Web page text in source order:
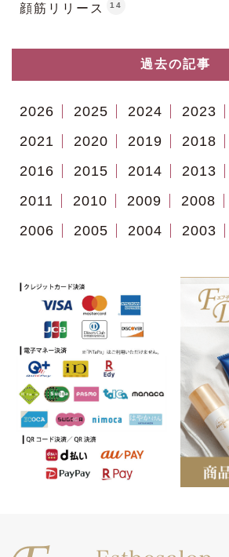
顔筋リリース 14
過去の記事
2026 2025 2024 2023
2021
2020 2019 2018
2016
2015 2014 2013
2011
2010 2009 2008
2006
2005 2004 2003